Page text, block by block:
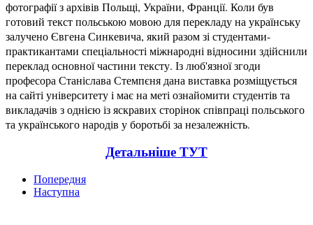
фотографії з архівів Польщі, України, Франції. Коли був
готовий текст польською мовою для перекладу на українську
залучено Євгена Синкевича, який разом зі студентами-
практикантами спеціальності міжнародні відносини здійснили
переклад основної частини тексту. Із люб'язної згоди
професора Станіслава Стемпєня дана виставка розміщується
на сайті університету і має на меті ознайомити студентів та
викладачів з однією із яскравих сторінок співпраці польського
та українського народів у боротьбі за незалежність.
Детальніше ТУТ
Попередня
Наступна